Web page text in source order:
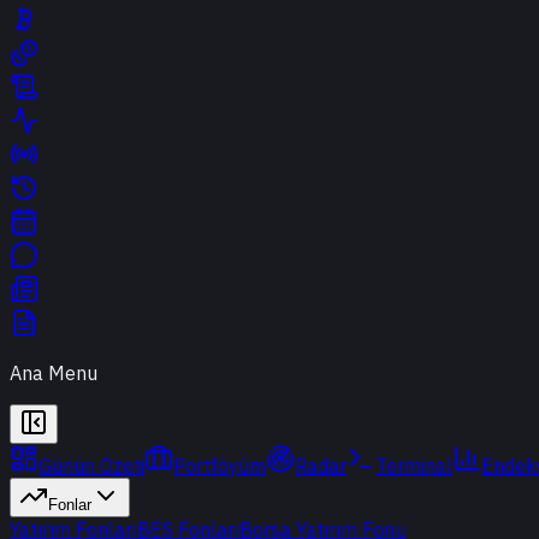
Ana Menu
Günün Özeti Portföyüm Radar Terminal
Fonlar
Yatırım FonlarıBES FonlarıBorsa Yatırım Fonu